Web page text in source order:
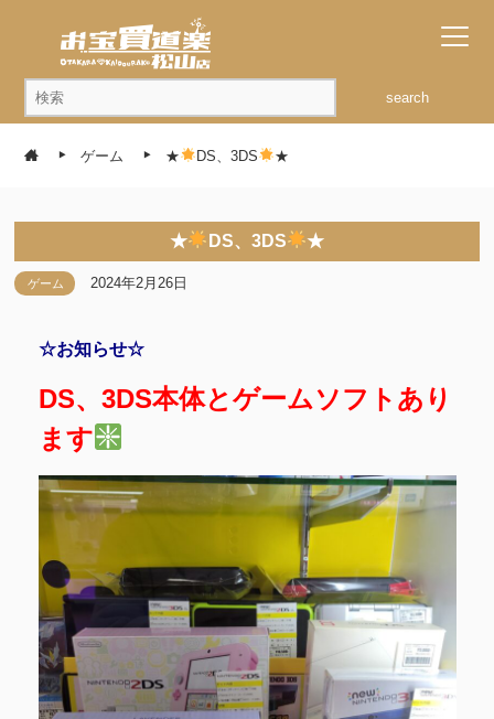
search
ゲーム ★ DS、3DS ★
★ DS、3DS ★
ゲーム 2024年2月26日
☆お知らせ☆
DS、3DS本体とゲームソフトあり
ます